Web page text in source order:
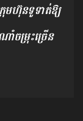
រុមហ៊ុនទូទាត់ឱ្យ
ចម្រុះច្រើន